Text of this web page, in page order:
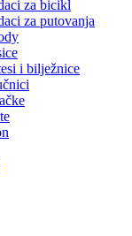
za bicikl
za putovanja
i bilježnice